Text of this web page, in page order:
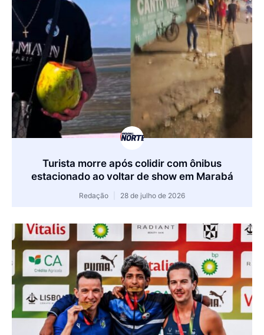
Turista morre após colidir com ônibus
estacionado ao voltar de show em Marabá
Redação 28 de julho de 2026